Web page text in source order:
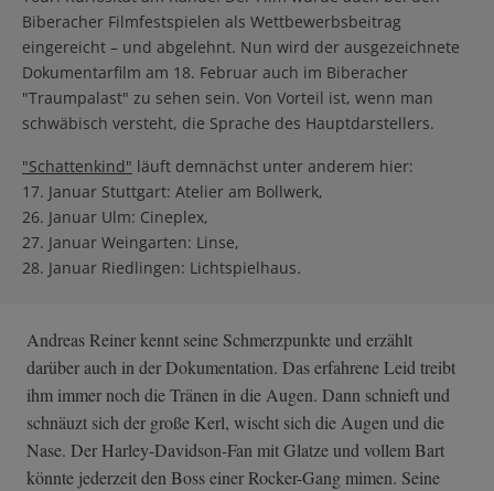
Biberacher Filmfestspielen als Wettbewerbsbeitrag
eingereicht – und abgelehnt. Nun wird der ausgezeichnete
Dokumentarfilm am 18. Februar auch im Biberacher
"Traumpalast" zu sehen sein. Von Vorteil ist, wenn man
schwäbisch versteht, die Sprache des Hauptdarstellers.
"Schattenkind" läuft demnächst unter anderem hier:
17. Januar Stuttgart: Atelier am Bollwerk,
26. Januar Ulm: Cineplex,
27. Januar Weingarten: Linse,
28. Januar Riedlingen: Lichtspielhaus.
Andreas Reiner kennt seine Schmerzpunkte und erzählt
darüber auch in der Dokumentation. Das erfahrene Leid treibt
ihm immer noch die Tränen in die Augen. Dann schnieft und
schnäuzt sich der große Kerl, wischt sich die Augen und die
Nase. Der Harley-Davidson-Fan mit Glatze und vollem Bart
könnte jederzeit den Boss einer Rocker-Gang mimen. Seine